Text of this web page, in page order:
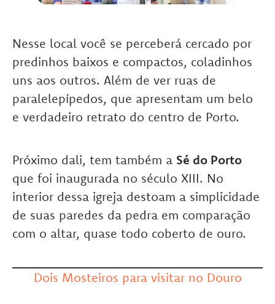
Nesse local você se perceberá cercado por
predinhos baixos e compactos, coladinhos
uns aos outros. Além de ver ruas de
paralelepípedos, que apresentam um belo
e verdadeiro retrato do centro de Porto.
Próximo dali, tem também a Sé do Porto
que foi inaugurada no século XIII. No
interior dessa igreja destoam a simplicidade
de suas paredes da pedra em comparação
com o altar, quase todo coberto de ouro.
Dois Mosteiros para visitar no Douro